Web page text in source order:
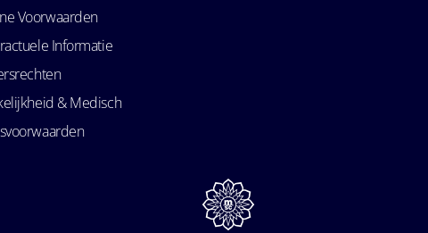
Voorwaarden
Informatie
& Medisch